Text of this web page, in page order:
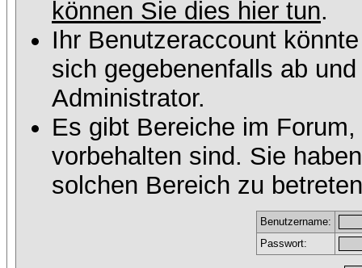
können Sie dies hier tun.
Ihr Benutzeraccount
sich gegebenenfalls ab
Administrator.
Es gibt Bereiche im
vorbehalten sind. Sie
solchen Bereich zu
Benutzername:
Passwort: